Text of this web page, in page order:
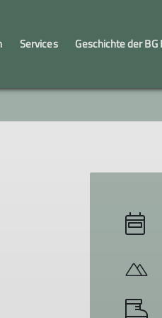
Kooperation
JuMa
Services Geschichte der